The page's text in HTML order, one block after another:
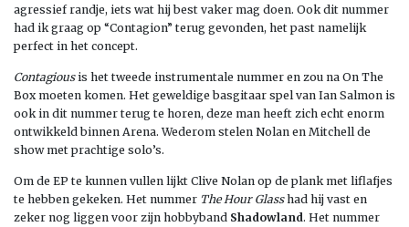
agressief randje, iets wat hij best vaker mag doen. Ook dit nummer
had ik graag op “Contagion” terug gevonden, het past namelijk
perfect in het concept.
Contagiousis het tweede instrumentale nummer en zou na On The
Box moeten komen. Het geweldige basgitaar spel van Ian Salmon is
ook in dit nummer terug te horen, deze man heeft zich echt enorm
ontwikkeld binnen Arena. Wederom stelen Nolan en Mitchell de
show met prachtige solo’s.
Om de EP te kunnen vullen lijkt Clive Nolan op de plank met liflafjes
te hebben gekeken. Het nummer The Hour Glasshad hij vast en
zeker nog liggen voor zijn hobbyband Shadowland . Het nummer